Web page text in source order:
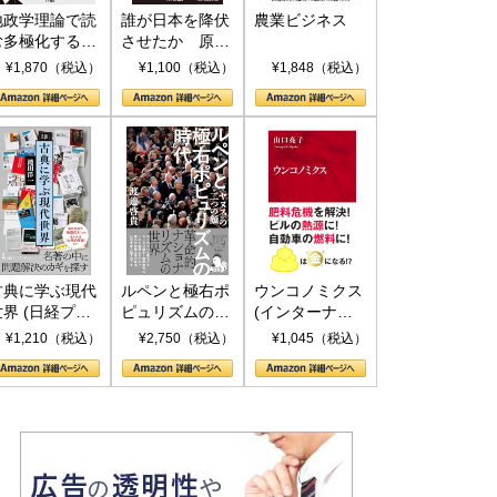
政学理論で読
多極化する世
トランプと
¥1,870（税込）
誰が日本を降伏
させたか 原爆
投下、ソ連参
(PHP新書)
¥1,100（税込）
農業ビジネス
¥1,848（税込）
典に学ぶ現代
界 (日経プレ
アシリーズ)
¥1,210（税込）
ルペンと極右ポ
ピュリズムの時
代：〈ヤヌス〉
¥2,750（税込）
ウンコノミクス
(インターナシ
ョナル新書)
¥1,045（税込）